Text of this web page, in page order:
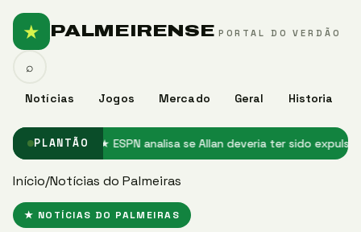
★ PALMEIRENSE PORTAL DO VERDÃO
Notícias Jogos Mercado Geral Historia
⌕
PLANTÃO
em casa★ ESPN analisa se Allan deveria ter sido expulso em
Início/Notícias do Palmeiras
★ NOTÍCIAS DO PALMEIRAS